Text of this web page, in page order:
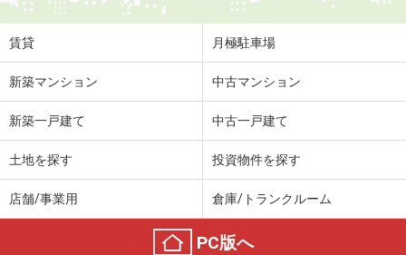
賃貸 月極駐車場
新築マンション 中古マンション
新築一戸建て 中古一戸建て
土地を探す 投資物件を探す
店舗/事業用 倉庫/トランクルーム
PC版へ